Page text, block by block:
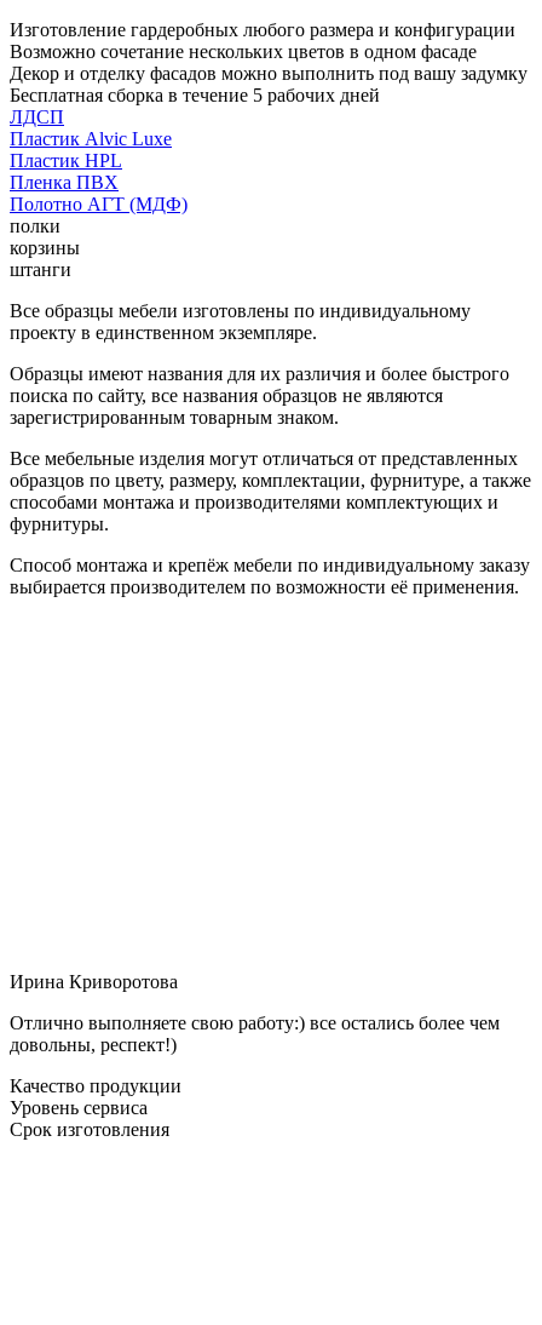
Изготовление гардеробных любого размера и конфигурации
Возможно сочетание нескольких цветов в одном фасаде
Декор и отделку фасадов можно выполнить под вашу задумку
Бесплатная сборка в течение 5 рабочих дней
ЛДСП
Пластик Alvic Luxe
Пластик HPL
Пленка ПВХ
Полотно АГТ (МДФ)
полки
корзины
штанги
Все образцы мебели изготовлены по индивидуальному
проекту в единственном экземпляре.
Образцы имеют названия для их различия и более быстрого
поиска по сайту, все названия образцов не являются
зарегистрированным товарным знаком.
Все мебельные изделия могут отличаться от представленных
образцов по цвету, размеру, комплектации, фурнитуре, а также
способами монтажа и производителями комплектующих и
фурнитуры.
Способ монтажа и крепёж мебели по индивидуальному заказу
выбирается производителем по возможности её применения.
Ирина Криворотова
Отлично выполняете свою работу:) все остались более чем
довольны, респект!)
Качество продукции
Уровень сервиса
Срок изготовления